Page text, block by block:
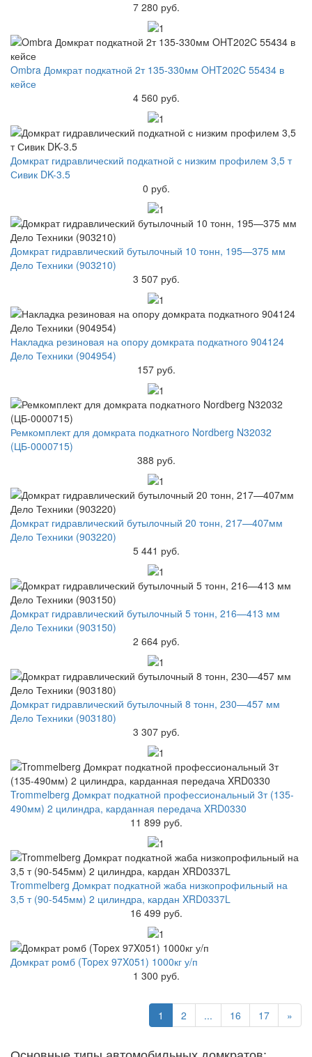
7 280 руб.
Ombra Домкрат подкатной 2т 135-330мм OHT202C 55434 в
кейсе
4 560 руб.
Домкрат гидравлический подкатной с низким профилем 3,5 т
Сивик DK-3.5
0 руб.
Домкрат гидравлический бутылочный 10 тонн, 195—375 мм
Дело Техники (903210)
3 507 руб.
Накладка резиновая на опору домкрата подкатного 904124
Дело Техники (904954)
157 руб.
Ремкомплект для домкрата подкатного Nordberg N32032
(ЦБ-0000715)
388 руб.
Домкрат гидравлический бутылочный 20 тонн, 217—407мм
Дело Техники (903220)
5 441 руб.
Домкрат гидравлический бутылочный 5 тонн, 216—413 мм
Дело Техники (903150)
2 664 руб.
Домкрат гидравлический бутылочный 8 тонн, 230—457 мм
Дело Техники (903180)
3 307 руб.
Trommelberg Домкрат подкатной профессиональный 3т (135-
490мм) 2 цилиндра, карданная передача XRD0330
11 899 руб.
Trommelberg Домкрат подкатной жаба низкопрофильный на
3,5 т (90-545мм) 2 цилиндра, кардан XRD0337L
16 499 руб.
Домкрат ромб (Topex 97X051) 1000кг у/п
1 300 руб.
1 2 ... 16 17 »